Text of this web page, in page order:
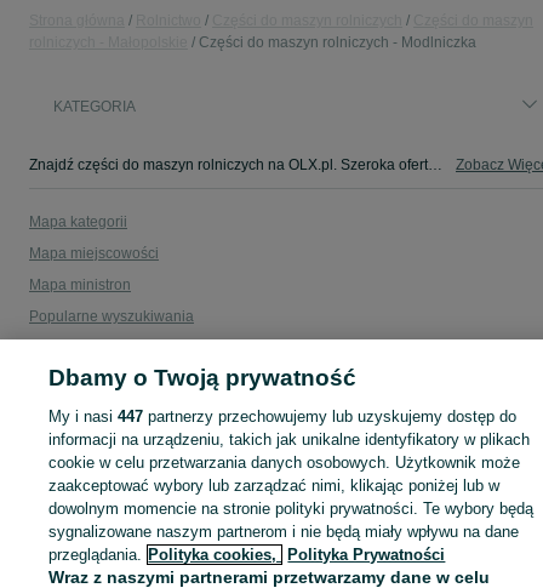
Części do maszyn rolniczych - Modlniczka
KATEGORIA
Znajdź części do maszyn rolniczych na OLX.pl. Szeroka oferta komponentów dla traktorów, kombajnów i innych urządzeń w miejscowości Modlniczka! Zobacz
Mapa kategorii
Mapa miejscowości
Mapa ministron
Popularne wyszukiwania
Dbamy o Twoją prywatność
My i nasi447 partnerzy przechowujemy lub uzyskujemy dostęp do
informacji na urządzeniu, takich jak unikalne identyfikatory w plikach
cookie w celu przetwarzania danych osobowych. Użytkownik może
zaakceptować wybory lub zarządzać nimi, klikając poniżej lub w
dowolnym momencie na stronie polityki prywatności. Te wybory będą
sygnalizowane naszym partnerom i nie będą miały wpływu na dane
przeglądania. Polityka cookies, Polityka Prywatności
Wraz z naszymi partnerami przetwarzamy dane w celu